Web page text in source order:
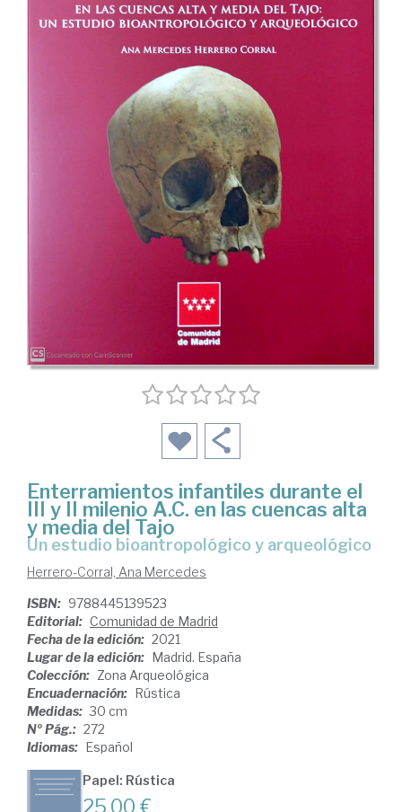
Enterramientos infantiles durante el
III y II milenio A.C. en las cuencas alta
y media del Tajo
un estudio bioantropológico y arqueológico
Herrero-Corral, Ana Mercedes
ISBN: 9788445139523
Editorial: Comunidad de Madrid
Fecha de la edición: 2021
Lugar de la edición: Madrid. España
Colección: Zona Arqueológica
Encuadernación: Rústica
Medidas: 30 cm
Nº Pág.: 272
Idiomas: Español
Papel: Rústica
25,00 €